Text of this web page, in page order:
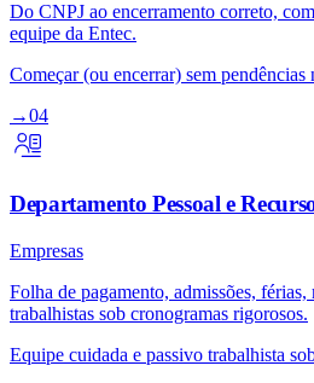
Do CNPJ ao encerramento correto,
equipe da Entec.
Começar (ou encerrar) sem pendências
→04
Departamento Pessoal e
Empresas
Folha de pagamento, admissões, férias,
trabalhistas sob cronogramas rigorosos.
Equipe cuidada e passivo trabalhista